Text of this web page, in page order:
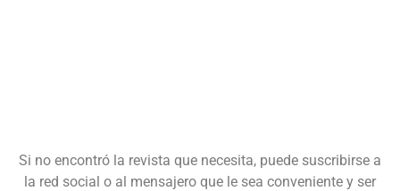
Si no encontró la revista que necesita, puede suscribirse a
la red social o al mensajero que le sea conveniente y ser